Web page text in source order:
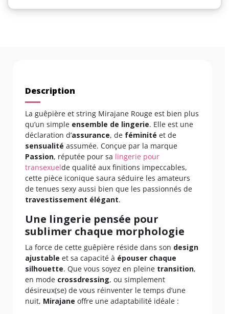
Description
La guêpière et string Mirajane Rouge est bien plus
qu’un simple ensemble de lingerie. Elle est une
déclaration d’assurance, de féminité et de
sensualité assumée. Conçue par la marque
Passion, réputée pour sa lingerie pour
transexuelde qualité aux finitions impeccables,
cette pièce iconique saura séduire les amateurs
de tenues sexy aussi bien que les passionnés de
travestissement élégant.
Une lingerie pensée pour
sublimer chaque morphologie
La force de cette guêpière réside dans son design
ajustable et sa capacité à épouser chaque
silhouette. Que vous soyez en pleine transition,
en mode crossdressing, ou simplement
désireux(se) de vous réinventer le temps d’une
nuit, Mirajane offre une adaptabilité idéale :